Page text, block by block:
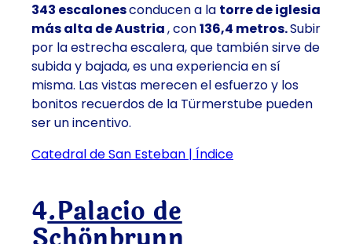
343 escalonesconducen a la torre de iglesia
más alta de Austria, con136,4 metros.Subir
por la estrecha escalera, que también sirve de
subida y bajada, es una experiencia en sí
misma. Las vistas merecen el esfuerzo y los
bonitos recuerdos de la Türmerstube pueden
ser un incentivo.
Catedral de San Esteban | Índice
4.Palacio de